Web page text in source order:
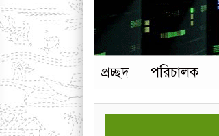
প্রচ্ছদ পরিচালক